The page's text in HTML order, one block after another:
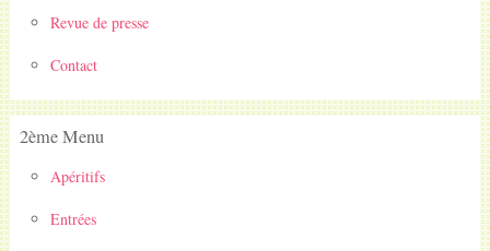
Revue de presse
Contact
2ème Menu
Apéritifs
Entrées